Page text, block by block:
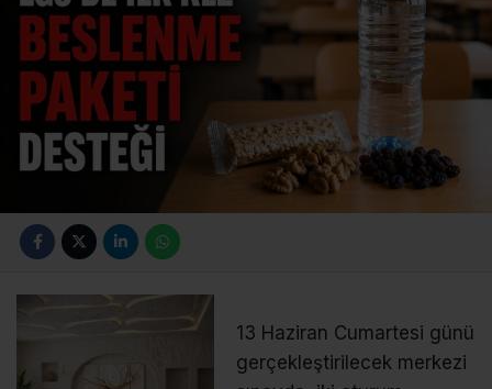
13 Haziran Cumartesi günü
gerçekleştirilecek merkezi